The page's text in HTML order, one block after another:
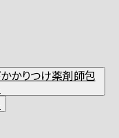
かりつけ薬剤師包